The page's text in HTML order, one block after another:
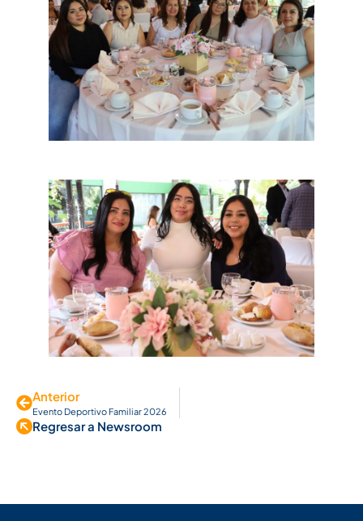
Regresar a Newsroom
Anterior
Evento Deportivo Familiar 2026